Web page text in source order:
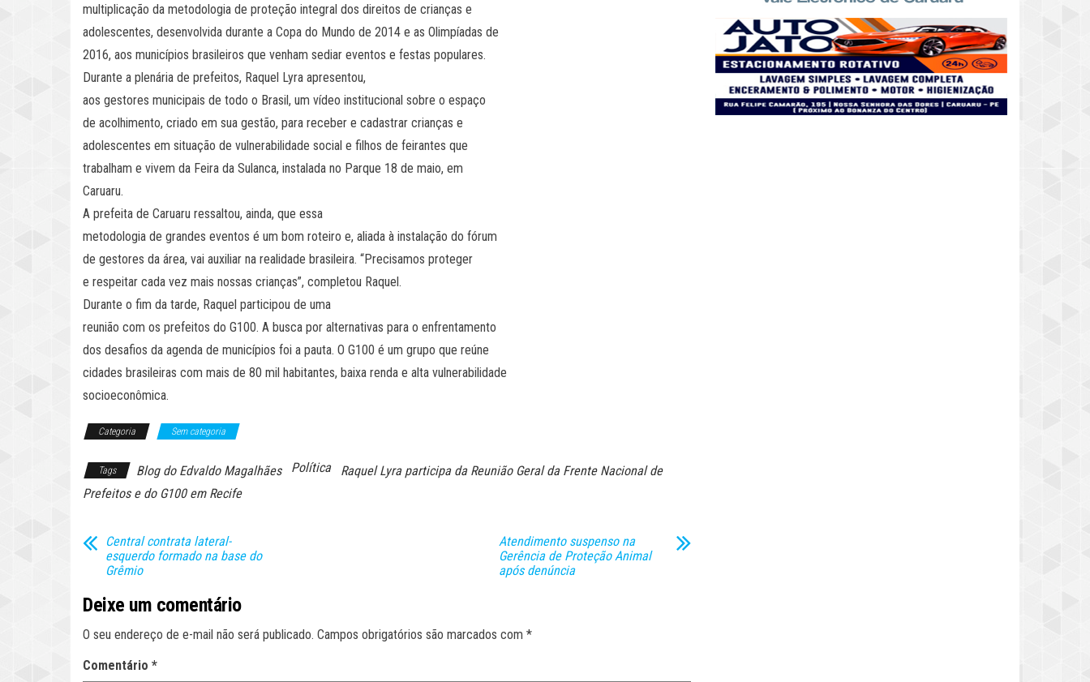
multiplicação da metodologia de proteção integral dos direitos de crianças e
adolescentes, desenvolvida durante a Copa do Mundo de 2014 e as Olimpíadas de
2016, aos municípios brasileiros que venham sediar eventos e festas populares.
Durante a plenária de prefeitos, Raquel Lyra apresentou,
aos gestores municipais de todo o Brasil, um vídeo institucional sobre o espaço
de acolhimento, criado em sua gestão, para receber e cadastrar crianças e
adolescentes em situação de vulnerabilidade social e filhos de feirantes que
trabalham e vivem da Feira da Sulanca, instalada no Parque 18 de maio, em
Caruaru.
A prefeita de Caruaru ressaltou, ainda, que essa
metodologia de grandes eventos é um bom roteiro e, aliada à instalação do fórum
de gestores da área, vai auxiliar na realidade brasileira. “Precisamos proteger
e respeitar cada vez mais nossas crianças”, completou Raquel.
Durante o fim da tarde, Raquel participou de uma
reunião com os prefeitos do G100. A busca por alternativas para o enfrentamento
dos desafios da agenda de municípios foi a pauta. O G100 é um grupo que reúne
cidades brasileiras com mais de 80 mil habitantes, baixa renda e alta vulnerabilidade
socioeconômica.
Categoria Sem categoria
Tags Blog do Edvaldo Magalhães Política
Raquel Lyra participa da Reunião Geral da Frente Nacional de
Prefeitos e do G100 em Recife
Central contrata lateral-
esquerdo formado na base do
Grêmio
Atendimento suspenso na
Gerência de Proteção Animal
após denúncia
Deixe um comentário
O seu endereço de e-mail não será publicado. Campos obrigatórios são marcados com *
Comentário *